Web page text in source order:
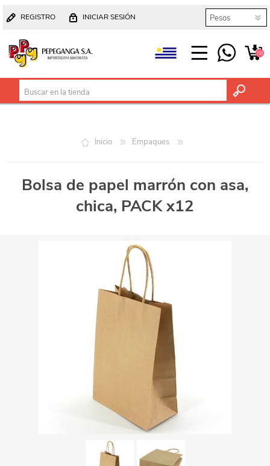
REGISTRO INICIAR SESIÓN
(0)
Inicio Empaques
Bolsa de papel marrón con asa,
chica, PACK x12